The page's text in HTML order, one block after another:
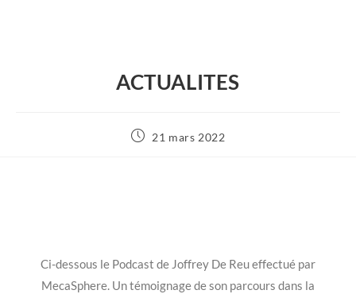
ACTUALITES
21 mars 2022
Ci-dessous le Podcast de Joffrey De Reu effectué par
MecaSphere. Un témoignage de son parcours dans la